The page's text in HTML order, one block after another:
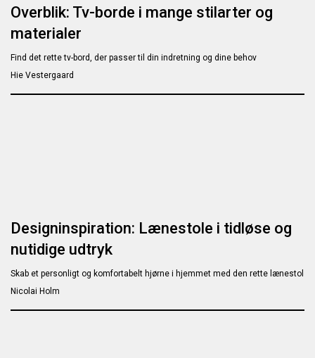
Overblik: Tv-borde i mange stilarter og
materialer
Find det rette tv-bord, der passer til din indretning og dine behov
Hie Vestergaard
Designinspiration: Lænestole i tidløse og
nutidige udtryk
Skab et personligt og komfortabelt hjørne i hjemmet med den rette lænestol
Nicolai Holm